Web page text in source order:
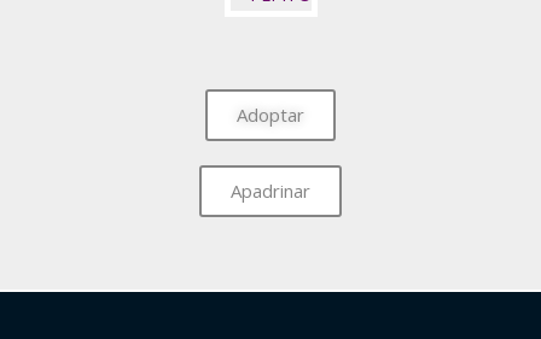
Adoptar
Apadrinar